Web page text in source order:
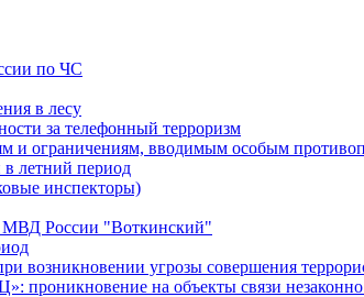
по ЧС
в лесу
за телефонный терроризм
и ограничениям, вводимым особым
в летний период
инспекторы)
МВД России "Воткинский"
возникновении угрозы совершения
на объекты связи незаконно